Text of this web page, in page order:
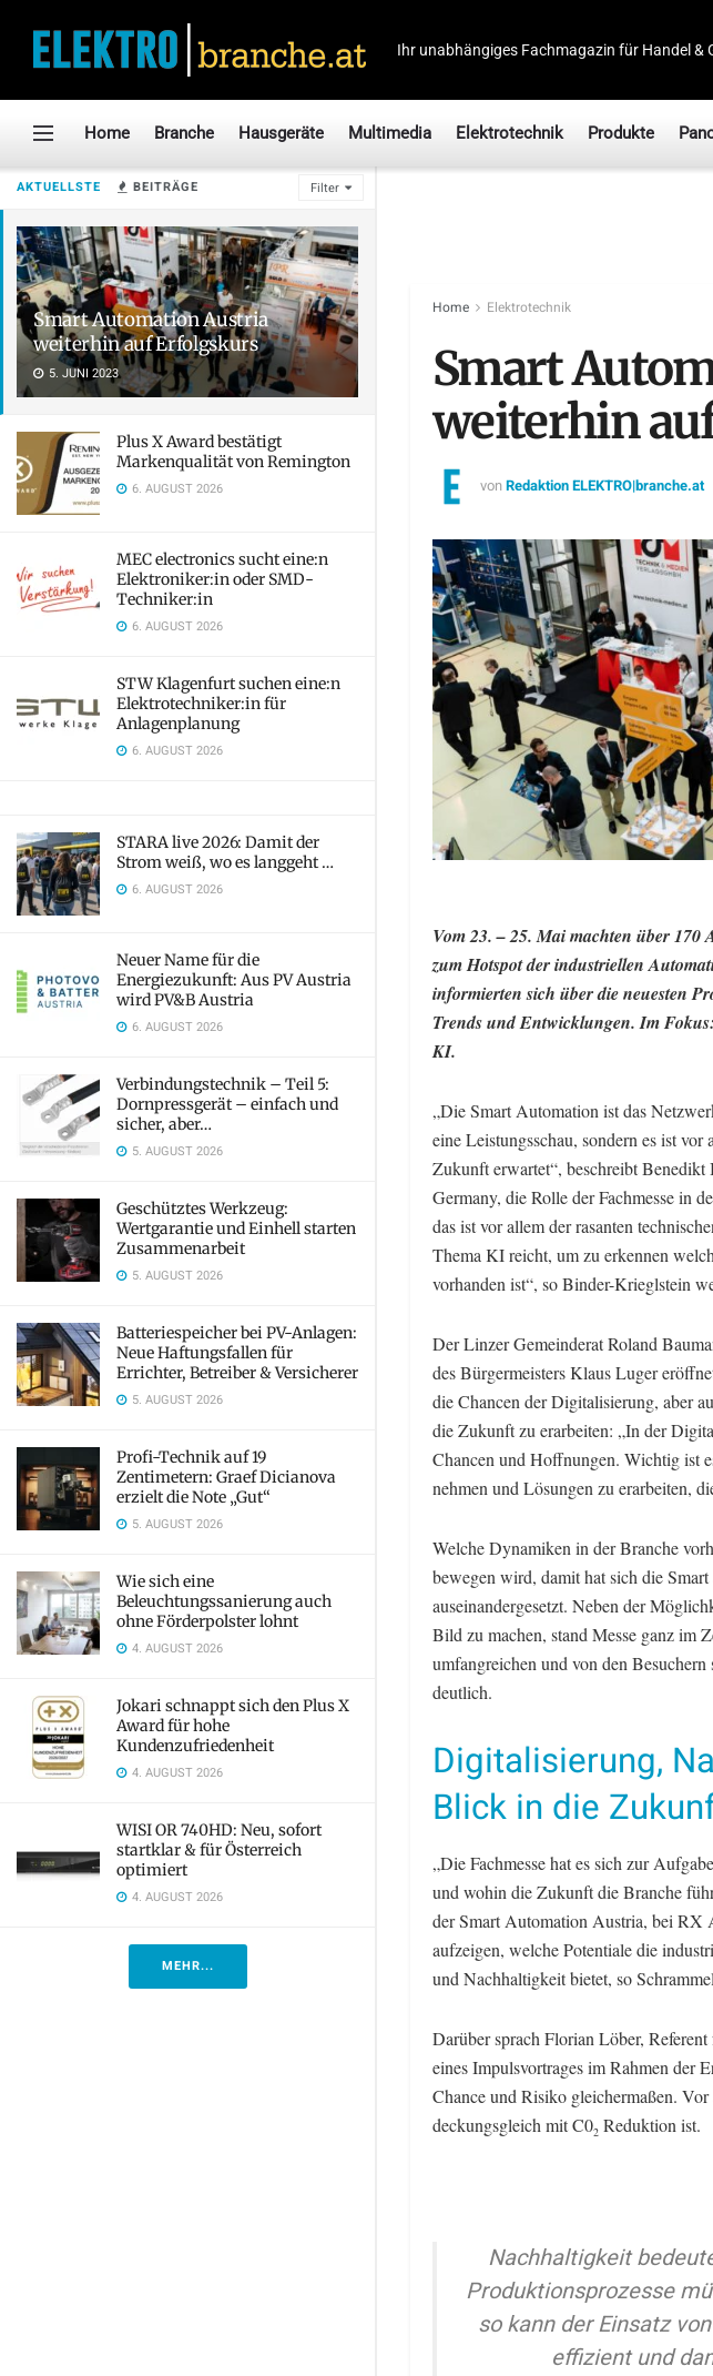
AKTUELLSTE BEITRÄGE Filter
Smart Automation Austria
weiterhin auf Erfolgskurs
5. JUNI 2023
Plus X Award bestätigt
Markenqualität von Remington
6. AUGUST 2026
MEC electronics sucht eine:n
Elektroniker:in oder SMD-
Techniker:in
6. AUGUST 2026
STW Klagenfurt suchen eine:n
Elektrotechniker:in für
Anlagenplanung
6. AUGUST 2026
STARA live 2026: Damit der
Strom weiß, wo es langgeht …
6. AUGUST 2026
Neuer Name für die
Energiezukunft: Aus PV Austria
wird PV&B Austria
6. AUGUST 2026
Verbindungstechnik – Teil 5:
Dornpressgerät – einfach und
sicher, aber…
5. AUGUST 2026
Geschütztes Werkzeug:
Wertgarantie und Einhell starten
Zusammenarbeit
5. AUGUST 2026
Batteriespeicher bei PV-Anlagen:
Neue Haftungsfallen für
Errichter, Betreiber & Versicherer
5. AUGUST 2026
Profi-Technik auf 19
Zentimetern: Graef Dicianova
erzielt die Note „Gut“
5. AUGUST 2026
Wie sich eine
Beleuchtungssanierung auch
ohne Förderpolster lohnt
4. AUGUST 2026
Jokari schnappt sich den Plus X
Award für hohe
Kundenzufriedenheit
4. AUGUST 2026
WISI OR 740HD: Neu, sofort
startklar & für Österreich
optimiert
4. AUGUST 2026
MEHR...
Ihr unabhängiges Fachmagazin für Handel &
Home Branche Hausgeräte Multimedia Elektrotechnik Produkte
Home Elektrotechnik
Smart
weiterhin
vonRedaktion ELEKTRO|branche.at
Vom 23. – 25. Mai machten über 170
zum Hotspot der industriellen
informierten sich über die neuesten
Trends und Entwicklungen. Im
KI.
„Die Smart Automation ist das
eine Leistungsschau, sondern es ist
Zukunft erwartet“, beschreibt
Germany, die Rolle der Fachmesse in
das ist vor allem der rasanten
Thema KI reicht, um zu erkennen
vorhanden ist“, so Binder-Krieglstein
Der Linzer Gemeinderat Roland
des Bürgermeisters Klaus Luger
die Chancen der Digitalisierung, aber
die Zukunft zu erarbeiten: „In der
Chancen und Hoffnungen. Wichtig ist
nehmen und Lösungen zu erarbeiten,
Welche Dynamiken in der Branche
bewegen wird, damit hat sich die
auseinandergesetzt. Neben der
Bild zu machen, stand Messe ganz im
umfangreichen und von den
deutlich.
Digitalisierung,
Blick in die
„Die Fachmesse hat es sich zur
und wohin die Zukunft die Branche
der Smart Automation Austria, bei RX
aufzeigen, welche Potentiale die
und Nachhaltigkeit bietet, so
Darüber sprach Florian Löber,
eines Impulsvortrages im Rahmen der
Chance und Risiko gleichermaßen.
deckungsgleich mit C02 Reduktion ist.
Nachhaltigkeit
Produktionsprozesse
so kann der Einsatz
effizient und